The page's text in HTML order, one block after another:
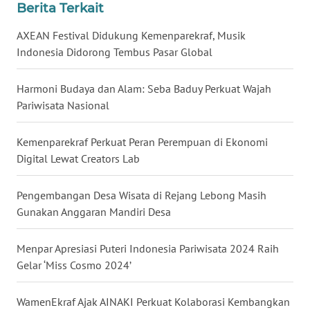
Berita Terkait
AXEAN Festival Didukung Kemenparekraf, Musik
Indonesia Didorong Tembus Pasar Global
Harmoni Budaya dan Alam: Seba Baduy Perkuat Wajah
Pariwisata Nasional
Kemenparekraf Perkuat Peran Perempuan di Ekonomi
Digital Lewat Creators Lab
Pengembangan Desa Wisata di Rejang Lebong Masih
Gunakan Anggaran Mandiri Desa
Menpar Apresiasi Puteri Indonesia Pariwisata 2024 Raih
Gelar ‘Miss Cosmo 2024’
WamenEkraf Ajak AINAKI Perkuat Kolaborasi Kembangkan
NUSANTARA
WN
WN
WN